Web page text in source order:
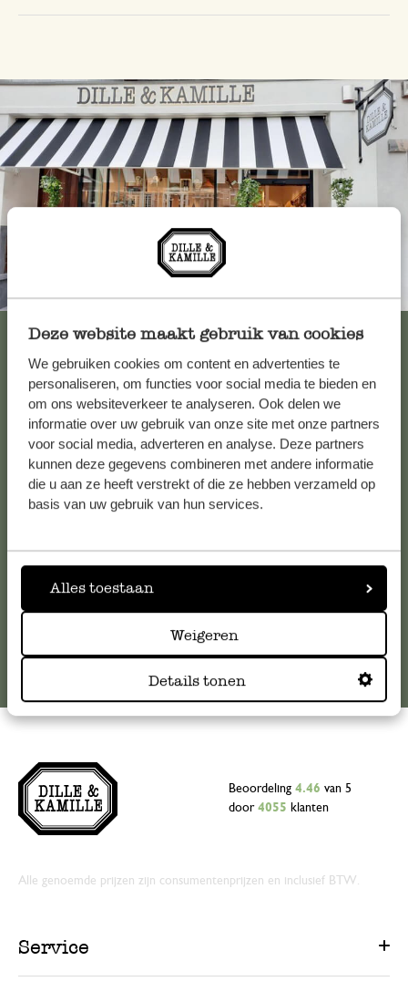
Deze website maakt gebruik van cookies
We gebruiken cookies om content en advertenties te
personaliseren, om functies voor social media te bieden en
om ons websiteverkeer te analyseren. Ook delen we
informatie over uw gebruik van onze site met onze partners
voor social media, adverteren en analyse. Deze partners
kunnen deze gegevens combineren met andere informatie
die u aan ze heeft verstrekt of die ze hebben verzameld op
basis van uw gebruik van hun services.
Alles toestaan
Weigeren
Details tonen
Altijd in de buurt
Bekijk alle 62 winkels
Klantenservice
Voor vragen, tips of hulp kun je contact opnemen met onze
klantenservice. Of bekijk hier het antwoord op de
meestgestelde vragen.
klantenservice@dille-kamille.com
Online Klantenservice
Beoordeling 4.46 van 5
door 4055 klanten
Alle genoemde prijzen zijn consumentenprijzen en inclusief BTW.
Service